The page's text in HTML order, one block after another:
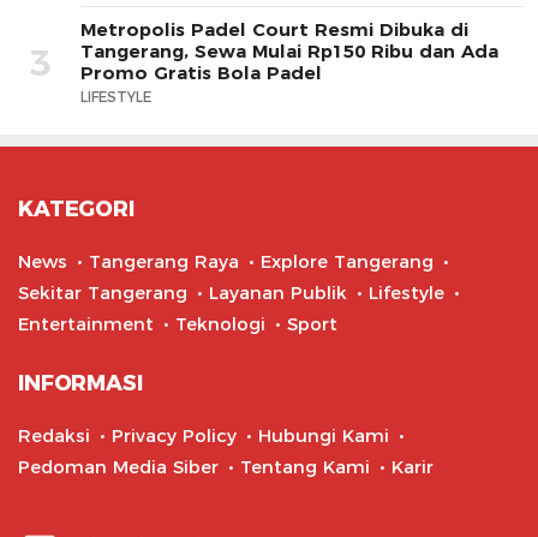
3
Metropolis Padel Court Resmi Dibuka di
Tangerang, Sewa Mulai Rp150 Ribu dan Ada
Promo Gratis Bola Padel
LIFESTYLE
KATEGORI
News Tangerang Raya
Explore Tangerang
Sekitar Tangerang
Layanan Publik
Lifestyle
Entertainment
Teknologi Sport
INFORMASI
Redaksi Privacy Policy
Hubungi Kami
Pedoman Media Siber
Tentang Kami Karir